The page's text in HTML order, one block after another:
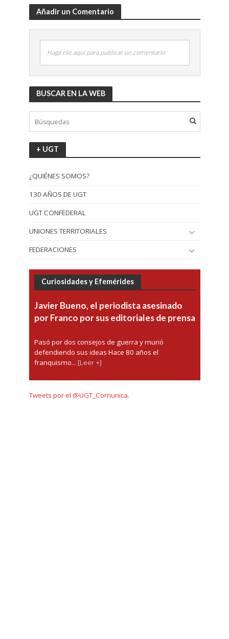
Añadir un Comentario
Haga clic aquí para publicar un comentario
BUSCAR EN LA WEB
+ UGT
¿QUIÉNES SOMOS?
130 AÑOS DE UGT
UGT CONFEDERAL
UNIONES TERRITORIALES
FEDERACIONES
Curiosidades y Efemérides
Javier Bueno, el periodista asesinado
por Franco por sus editoriales de prensa
Pasó por dos consejos de guerra y murió
defendiendo sus ideas Hace 80 años el
franquismo... [Leer +]
Tweets por el @UGT_Comunica.